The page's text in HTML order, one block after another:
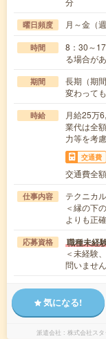
曜日頻度 月～金（
時間
8：30～
る場合が
期間
長期（期
変わって
時給
月給25万
業代は全
力等を考
交通費
交通費全
仕事内容
テクニカ
＜縁の下
よりも正
応募資格 職種未経
＜未経験
問いませ
気になる!
派遣会社 株式会社ス